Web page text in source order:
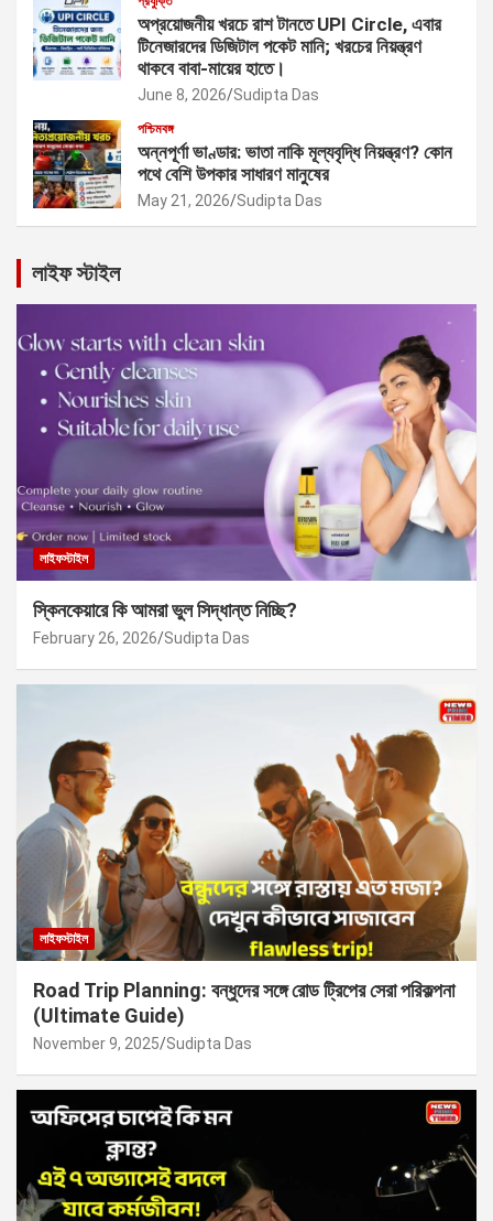
অপ্রয়োজনীয় খরচে রাশ টানতে UPI Circle, এবার
টিনেজারদের ডিজিটাল পকেট মানি; খরচের নিয়ন্ত্রণ
থাকবে বাবা-মায়ের হাতে।
June 8, 2026 Sudipta Das
পশ্চিমবঙ্গ
অন্নপূর্ণা ভাণ্ডার: ভাতা নাকি মূল্যবৃদ্ধি নিয়ন্ত্রণ? কোন
পথে বেশি উপকার সাধারণ মানুষের
May 21, 2026 Sudipta Das
লাইফ স্টাইল
লাইফস্টাইল
স্কিনকেয়ারে কি আমরা ভুল সিদ্ধান্ত নিচ্ছি?
February 26, 2026 Sudipta Das
লাইফস্টাইল
Road Trip Planning: বন্ধুদের সঙ্গে রোড ট্রিপের সেরা পরিকল্পনা
(Ultimate Guide)
November 9, 2025 Sudipta Das